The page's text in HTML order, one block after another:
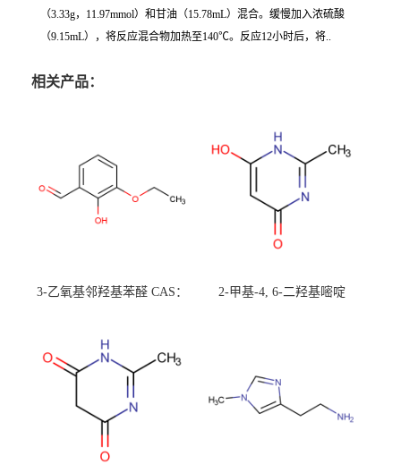
（3.33g，11.97mmol）和甘油（15.78mL）混合。缓慢加入浓硫酸
（9.15mL），将反应混合物加热至140℃。反应12小时后，将..
相关产品：
3-乙氧基邻羟基苯醛 CAS：
校可先用后付
2-甲基-4, 6-二羟基嘧啶